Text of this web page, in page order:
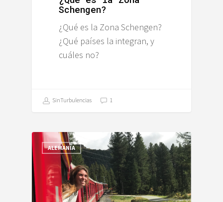
Schengen?
¿Qué es la Zona Schengen?
¿Qué países la integran, y
cuáles no?
SinTurbulencias 1
ALEMANIA